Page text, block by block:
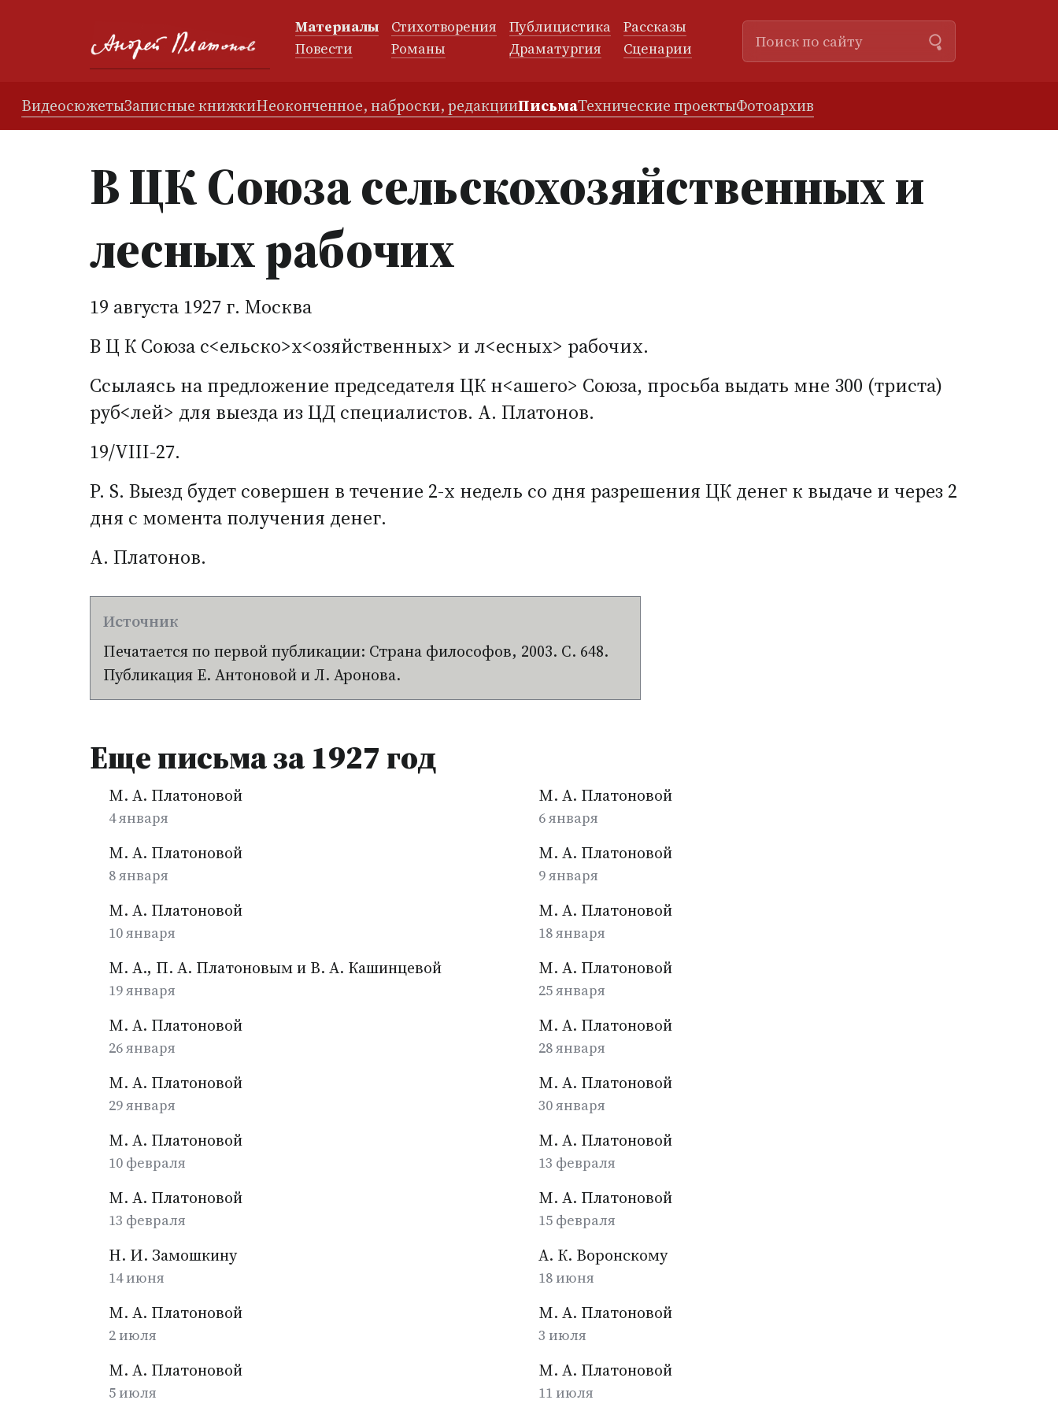
Материалы Стихотворения Публицистика
Рассказы
Повести
Романы Драматургия Сценарии
ВидеосюжетыЗаписные книжкиНеоконченное, наброски, редакцииПисьмаТехнические проектыФотоархив
В ЦК Союза сельскохозяйственных и
лесных рабочих
19 августа 1927 г. Москва
В Ц К Союза с<ельско>х<озяйственных> и л<есных> рабочих.
Ссылаясь на предложение председателя ЦК н<ашего> Союза, просьба выдать мне 300 (триста)
руб<лей> для выезда из ЦД специалистов. А. Платонов.
19/VIII-27.
P. S. Выезд будет совершен в течение 2-х недель со дня разрешения ЦК денег к выдаче и через 2
дня с момента получения денег.
А. Платонов.
Печатается по первой публикации: Страна философов, 2003. С. 648.
Публикация Е. Антоновой и Л. Аронова.
Еще письма за 1927 год
М. А. Платоновой
4 января
М. А. Платоновой
6 января
М. А. Платоновой
8 января
М. А. Платоновой
9 января
М. А. Платоновой
10 января
М. А. Платоновой
18 января
М. А., П. А. Платоновым и В. А. Кашинцевой
19 января
М. А. Платоновой
25 января
М. А. Платоновой
26 января
М. А. Платоновой
28 января
М. А. Платоновой
29 января
М. А. Платоновой
30 января
М. А. Платоновой
10 февраля
М. А. Платоновой
13 февраля
М. А. Платоновой
13 февраля
М. А. Платоновой
15 февраля
Н. И. Замошкину
14 июня
А. К. Воронскому
18 июня
М. А. Платоновой
2 июля
М. А. Платоновой
3 июля
М. А. Платоновой
5 июля
М. А. Платоновой
11 июля